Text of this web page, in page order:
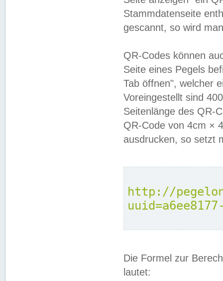
Stammdatenseite
gescannt, so wird
QR-Codes können
Seite eines Pegels
Tab öffnen", welcher
Voreingestellt sind
Seitenlänge des QR-
QR-Code von 4cm ×
ausdrucken, so setzt
http://
Die Formel zur
lautet: